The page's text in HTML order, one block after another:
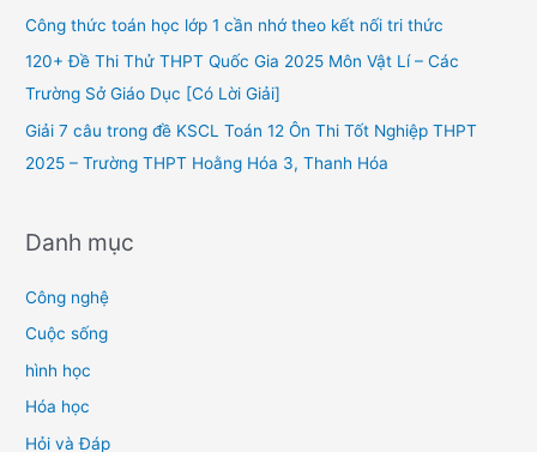
o
Công thức toán học lớp 1 cần nhớ theo kết nối tri thức
120+ Đề Thi Thử THPT Quốc Gia 2025 Môn Vật Lí – Các
Trường Sở Giáo Dục [Có Lời Giải]
Giải 7 câu trong đề KSCL Toán 12 Ôn Thi Tốt Nghiệp THPT
2025 – Trường THPT Hoằng Hóa 3, Thanh Hóa
Danh mục
Công nghệ
Cuộc sống
hình học
Hóa học
Hỏi và Đáp